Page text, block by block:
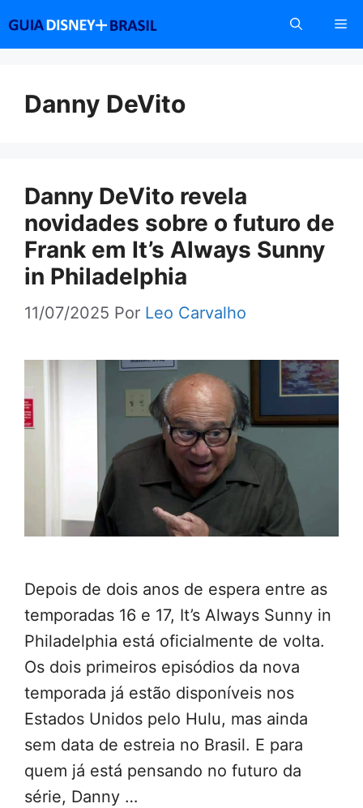
conteúdo
Danny DeVito
Danny DeVito revela
novidades sobre o futuro de
Frank em It’s Always Sunny
in Philadelphia
11/07/2025 Por Leo Carvalho
Depois de dois anos de espera entre as
temporadas 16 e 17, It’s Always Sunny in
Philadelphia está oficialmente de volta.
Os dois primeiros episódios da nova
temporada já estão disponíveis nos
Estados Unidos pelo Hulu, mas ainda
sem data de estreia no Brasil. E para
quem já está pensando no futuro da
série, Danny …